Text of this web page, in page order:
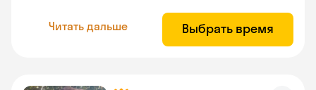
Читать дальше Выбрать время